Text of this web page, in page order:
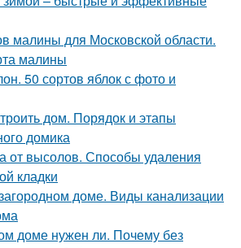
малины для Московской области.
малины
50 сортов яблок с фото и
дом. Порядок и этапы
домика
от высолов. Способы удаления
кладки
доме. Виды канализации
доме нужен ли. Почему без